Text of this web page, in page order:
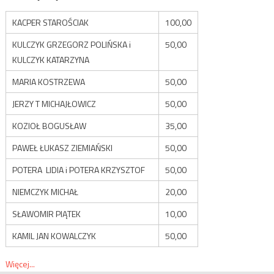
KACPER STAROŚCIAK
100,00
KULCZYK GRZEGORZ POLIŃSKA i
KULCZYK KATARZYNA
50,00
MARIA KOSTRZEWA
50,00
JERZY T MICHAJŁOWICZ
50,00
KOZIOŁ BOGUSŁAW
35,00
PAWEŁ ŁUKASZ ZIEMIAŃSKI
50,00
POTERA LIDIA i POTERA KRZYSZTOF
50,00
NIEMCZYK MICHAŁ
20,00
SŁAWOMIR PIĄTEK
10,00
KAMIL JAN KOWALCZYK
50,00
Więcej...